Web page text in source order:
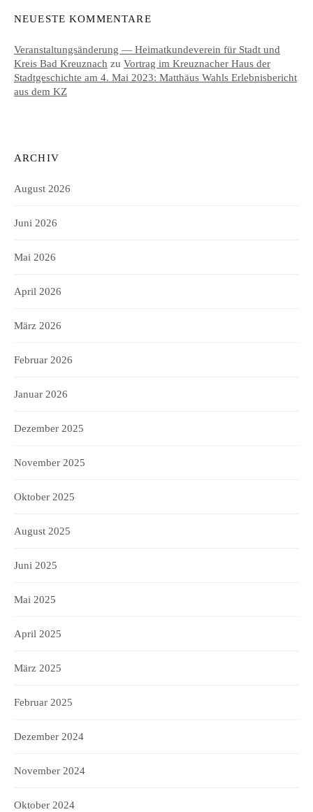
NEUESTE KOMMENTARE
Veranstaltungsänderung — Heimatkundeverein für Stadt und
Kreis Bad Kreuznach zu Vortrag im Kreuznacher Haus der
Stadtgeschichte am 4. Mai 2023: Matthäus Wahls Erlebnisbericht
aus dem KZ
ARCHIV
August 2026
Juni 2026
Mai 2026
April 2026
März 2026
Februar 2026
Januar 2026
Dezember 2025
November 2025
Oktober 2025
August 2025
Juni 2025
Mai 2025
April 2025
März 2025
Februar 2025
Dezember 2024
November 2024
Oktober 2024